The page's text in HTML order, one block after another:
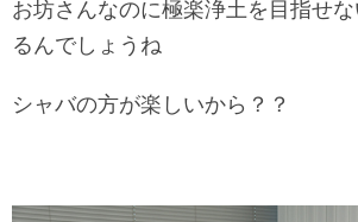
お坊さんなのに極楽浄土を目指せ
るんでしょうね
シャバの方が楽しいから？？